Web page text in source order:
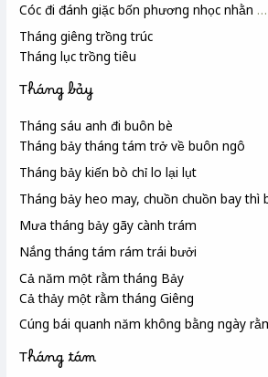
Cóc đi đánh giặc bốn phương nhọc nhằn …
Tháng giêng trồng trúc
Tháng lụctrồng tiêu
Tháng bảy
Tháng sáu anh đi buôn bè
Tháng bảy tháng tám trở về buôn ngô
Tháng bảy kiến bò chỉ lo lại lụt
Tháng bảy heo may, chuồn chuồn bay thì
Mưa tháng bảy gãy cành trám
Nắng tháng tám rám trái bưởi
Cả năm một rằm tháng Bảy
Cả thảy một rằm tháng Giêng
Cúng bái quanh năm không bằng ngày
Tháng tám